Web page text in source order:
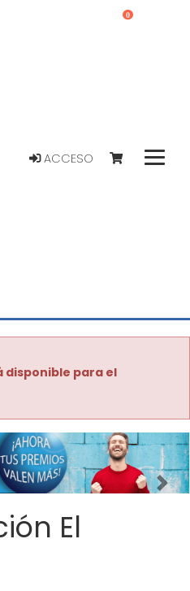
ACCESO
0
disponible para el
El